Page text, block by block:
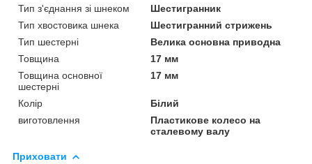
Тип з'єднання зі шнеком
Шестигранник
Тип хвостовика шнека
Шестигранний стрижень
Тип шестерні
Велика основна приводна
Товщина
17 мм
Товщина основної
шестерні
17 мм
Колір
Білий
виготовлення
Пластикове колесо на
сталевому валу
Приховати